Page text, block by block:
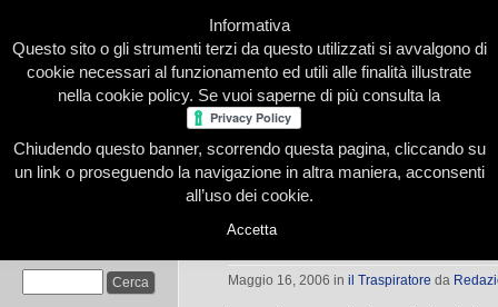
Home Presentazione Redazione Le nostre firme
Tra le nuvole
Maggio 16, 2006 in il Traspiratore da
Informativa
Questo sito o gli strumenti terzi da questo utilizzati si avvalgono di
cookie necessari al funzionamento ed utili alle finalità illustrate
nella cookie policy. Se vuoi saperne di più consulta la
Chiudendo questo banner, scorrendo questa pagina, cliccando su
un link o proseguendo la navigazione in altra maniera, acconsenti
all’uso dei cookie.
Accetta